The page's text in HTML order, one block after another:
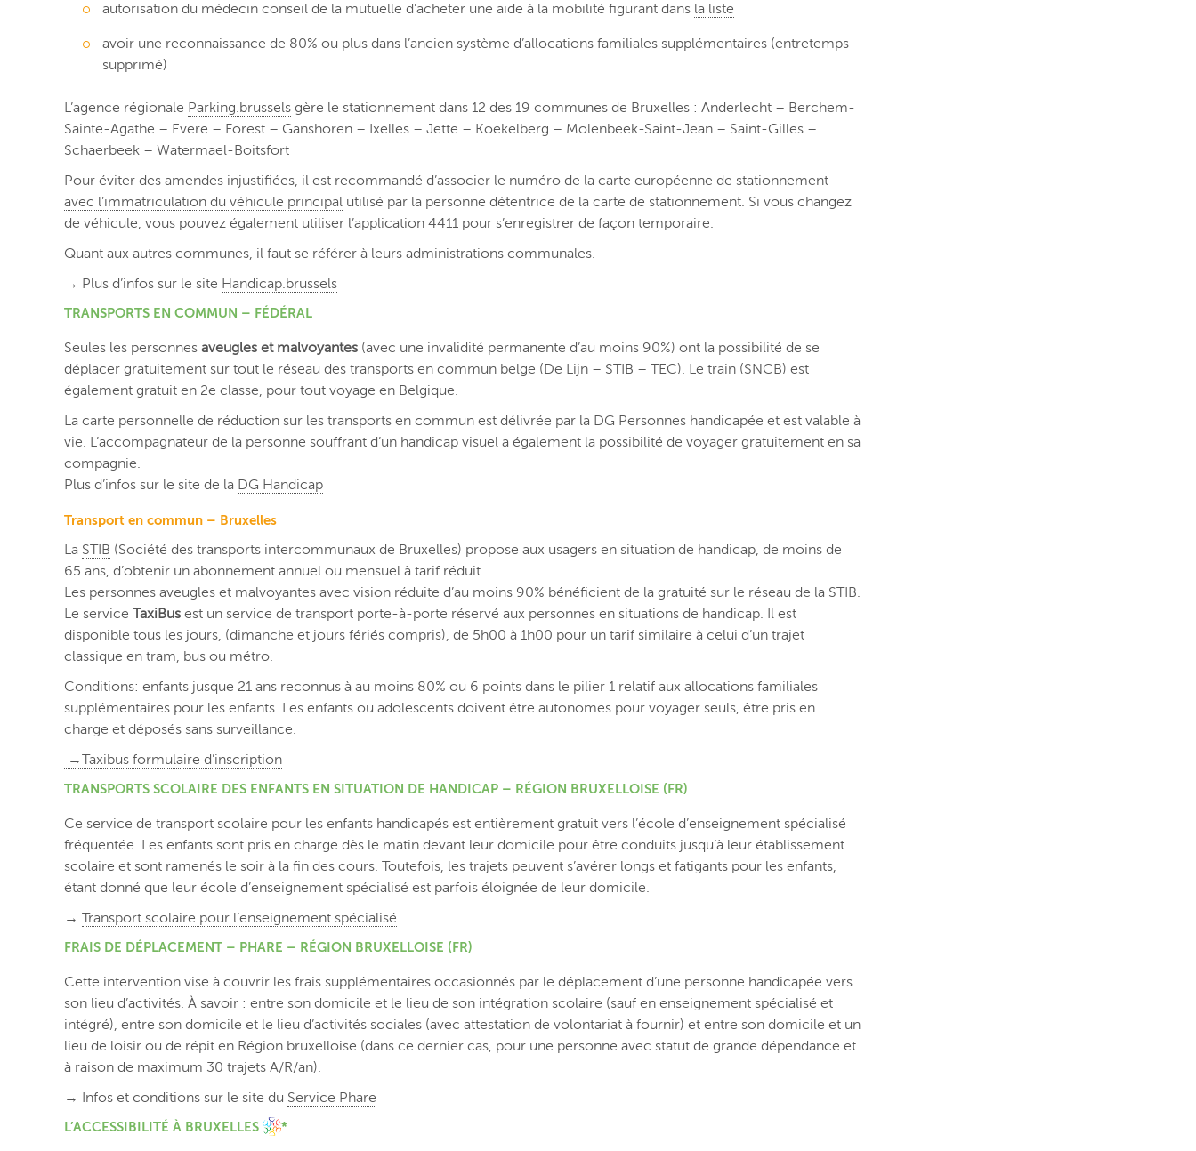
autorisation du médecin conseil de la mutuelle d’acheter une aide à la mobilité figurant dans la liste
avoir une reconnaissance de 80% ou plus dans l’ancien système d’allocations familiales supplémentaires (entretemps
supprimé)
L’agence régionale Parking.brussels gère le stationnement dans 12 des 19 communes de Bruxelles : Anderlecht – Berchem-
Sainte-Agathe – Evere – Forest – Ganshoren – Ixelles – Jette – Koekelberg – Molenbeek-Saint-Jean – Saint-Gilles –
Schaerbeek – Watermael-Boitsfort
Pour éviter des amendes injustifiées, il est recommandé d’associer le numéro de la carte européenne de stationnement
avec l’immatriculation du véhicule principal utilisé par la personne détentrice de la carte de stationnement. Si vous changez
de véhicule, vous pouvez également utiliser l’application 4411 pour s’enregistrer de façon temporaire.
Quant aux autres communes, il faut se référer à leurs administrations communales.
→ Plus d’infos sur le site Handicap.brussels
TRANSPORTS EN COMMUN – FÉDÉRAL
Seules les personnes aveugles et malvoyantes (avec une invalidité permanente d’au moins 90%) ont la possibilité de se
déplacer gratuitement sur tout le réseau des transports en commun belge (De Lijn – STIB – TEC). Le train (SNCB) est
également gratuit en 2e classe, pour tout voyage en Belgique.
La carte personnelle de réduction sur les transports en commun est délivrée par la DG Personnes handicapée et est valable à
vie. L’accompagnateur de la personne souffrant d’un handicap visuel a également la possibilité de voyager gratuitement en sa
compagnie.
Plus d’infos sur le site de la DG Handicap
Transport en commun – Bruxelles
La STIB (Société des transports intercommunaux de Bruxelles) propose aux usagers en situation de handicap, de moins de
65 ans, d’obtenir un abonnement annuel ou mensuel à tarif réduit.
Les personnes aveugles et malvoyantes avec vision réduite d’au moins 90% bénéficient de la gratuité sur le réseau de la STIB.
Le service TaxiBus est un service de transport porte-à-porte réservé aux personnes en situations de handicap. Il est
disponible tous les jours, (dimanche et jours fériés compris), de 5h00 à 1h00 pour un tarif similaire à celui d’un trajet
classique en tram, bus ou métro.
Conditions: enfants jusque 21 ans reconnus à au moins 80% ou 6 points dans le pilier 1 relatif aux allocations familiales
supplémentaires pour les enfants. Les enfants ou adolescents doivent être autonomes pour voyager seuls, être pris en
charge et déposés sans surveillance.
→Taxibus formulaire d’inscription
TRANSPORTS SCOLAIRE DES ENFANTS EN SITUATION DE HANDICAP – RÉGION BRUXELLOISE (FR)
Ce service de transport scolaire pour les enfants handicapés est entièrement gratuit vers l’école d’enseignement spécialisé
fréquentée. Les enfants sont pris en charge dès le matin devant leur domicile pour être conduits jusqu’à leur établissement
scolaire et sont ramenés le soir à la fin des cours. Toutefois, les trajets peuvent s’avérer longs et fatigants pour les enfants,
étant donné que leur école d’enseignement spécialisé est parfois éloignée de leur domicile.
→ Transport scolaire pour l’enseignement spécialisé
FRAIS DE DÉPLACEMENT – PHARE – RÉGION BRUXELLOISE (FR)
Cette intervention vise à couvrir les frais supplémentaires occasionnés par le déplacement d’une personne handicapée vers
son lieu d’activités. À savoir : entre son domicile et le lieu de son intégration scolaire (sauf en enseignement spécialisé et
intégré), entre son domicile et le lieu d’activités sociales (avec attestation de volontariat à fournir) et entre son domicile et un
lieu de loisir ou de répit en Région bruxelloise (dans ce dernier cas, pour une personne avec statut de grande dépendance et
à raison de maximum 30 trajets A/R/an).
→ Infos et conditions sur le site du Service Phare
L’ACCESSIBILITÉ À BRUXELLES *